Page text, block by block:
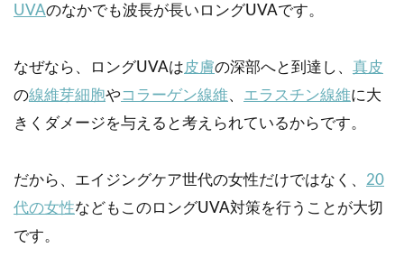
UVAのなかでも波長が長いロングUVAです。
なぜなら、ロングUVAは皮膚の深部へと到達し、 真皮
の線維芽細胞やコラーゲン線維、 エラスチン線維に大
きくダメージを与えると考えられているからです。
だから、エイジングケア世代の女性だけではなく、 20
代の女性などもこのロングUVA対策を行うことが大切
です。